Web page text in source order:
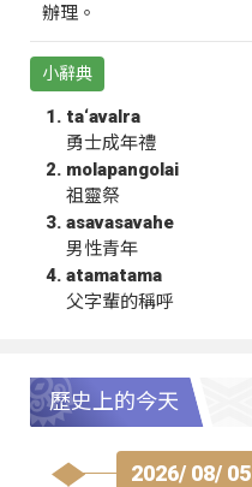
辦理。
小辭典
ta‘avalra
勇士成年禮
molapangolai
祖靈祭
asavasavahe
男性青年
atamatama
父字輩的稱呼
歷史上的今天
2026/ 08/ 05